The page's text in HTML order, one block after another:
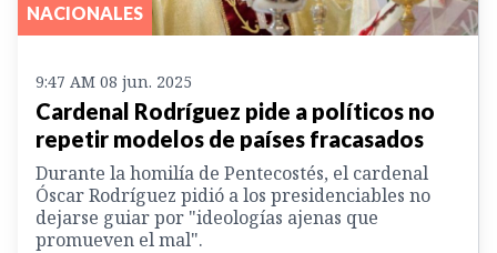
NACIONALES
9:47 AM 08 jun. 2025
Cardenal Rodríguez pide a políticos no
repetir modelos de países fracasados
Durante la homilía de Pentecostés, el cardenal
Óscar Rodríguez pidió a los presidenciables no
dejarse guiar por "ideologías ajenas que
promueven el mal".